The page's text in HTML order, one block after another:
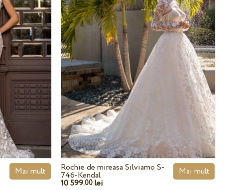
Mai mult Rochie de mireasa Silviamo S-
746-Kendal
10 599.00lei
Mai mult